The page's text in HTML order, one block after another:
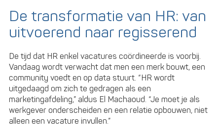
De transformatie van HR: van
uitvoerend naar regisserend
De tijd dat HR enkel vacatures coördineerde is voorbij.
Vandaag wordt verwacht dat men een merk bouwt, een
community voedt en op data stuurt. “HR wordt
uitgedaagd om zich te gedragen als een
marketingafdeling,” aldus El Machaoud. “Je moet je als
werkgever onderscheiden en een relatie opbouwen, niet
alleen een vacature invullen.”